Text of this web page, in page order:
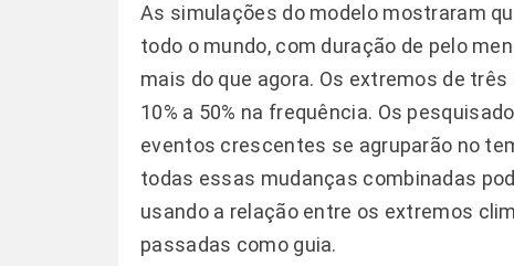
As simulações do modelo mostraram
todo o mundo, com duração de pelo
mais do que agora. Os extremos de
10% a 50% na frequência. Os
eventos crescentes se agruparão no
todas essas mudanças combinadas
usando a relação entre os extremos
passadas como guia.